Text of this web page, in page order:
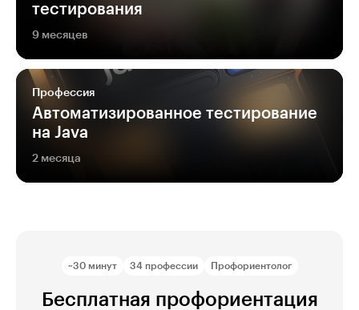
тестирования
9 месяцев
Профессия
Автоматизиро­ван­ное тестирование
на Java
2 месяца
~30 минут 34 профессии Профориентолог
Бесплатная профориентация